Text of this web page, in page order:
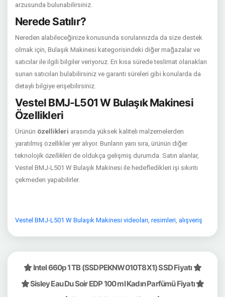
arzusunda bulunabilirsiniz.
Nerede Satılır?
Nereden alabileceğinize konusunda sorularınızda da size destek
olmak için, Bulaşık Makinesi kategorisindeki diğer mağazalar ve
satıcılar ile ilgili bilgiler veriyoruz. En kısa sürede teslimat olanakları
sunan satıcıları bulabilirsiniz ve garanti süreleri gibi konularda da
detaylı bilgiye erişebilirsiniz.
Vestel BMJ-L501 W Bulaşık Makinesi
Özellikleri
Ürünün özellikleri arasında yüksek kaliteli malzemelerden
yaratılmış özellikler yer alıyor. Bunların yanı sıra, ürünün diğer
teknolojik özellikleri de oldukça gelişmiş durumda. Satın alanlar,
Vestel BMJ-L501 W Bulaşık Makinesi ile hedefledikleri işi sıkıntı
çekmeden yapabilirler.
Vestel BMJ-L501 W Bulaşık Makinesi videoları, resimleri, alışveriş
Intel 660p 1 TB (SSDPEKNW010T8X1) SSD Fiyatı
Sisley Eau Du Soir EDP 100 ml Kadın Parfümü Fiyatı